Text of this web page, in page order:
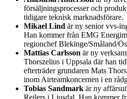
försäljningsprocesser och
tidigare teknisk marknadsförare.
Mikael Lind är ny senior vvs-
Han kommer från EMG
regionchef Blekinge/Småland/
Mattias Carlsson är ny
Thorszelius i Uppsala där han
efterträder grundaren Mats
inom Airteamkoncernen i en
Tobias Sandmark är ny
Rejlers i Ljusdal. Han kommer